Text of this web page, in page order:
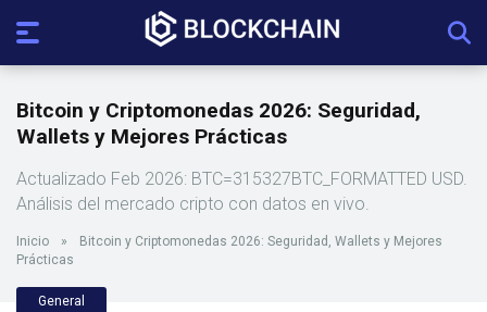
Bitcoin y Criptomonedas 2026: Seguridad,
Wallets y Mejores Prácticas
Actualizado Feb 2026: BTC=315327BTC_FORMATTED USD.
Análisis del mercado cripto con datos en vivo.
Inicio »
Bitcoin y Criptomonedas 2026: Seguridad, Wallets y Mejores
Prácticas
General